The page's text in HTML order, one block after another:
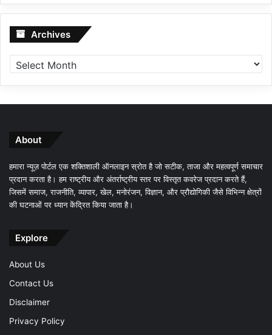
Archives Archives
About
हमारा न्यूज़ पोर्टल एक शक्तिशाली ऑनलाइन स्रोत है जो सटीक, ताजा और महत्वपूर्ण समाचार
प्रदान करता है। हम राष्ट्रीय और अंतर्राष्ट्रीय स्तर पर विस्तृत कवरेज प्रदान करते हैं,
जिसमें समाज, राजनीति, व्यापार, खेल, मनोरंजन, विज्ञान, और प्रौद्योगिकी जैसे विभिन्न क्षेत्रों
की घटनाओं पर ध्यान केंद्रित किया जाता है।
Explore
About Us
Contact Us
Disclaimer
Privacy Policy